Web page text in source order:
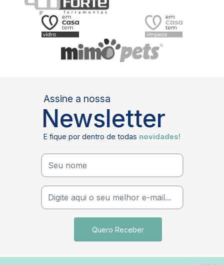
Assine a nossa
Newsletter
E fique por dentro de todas novidades!
Quero Receber